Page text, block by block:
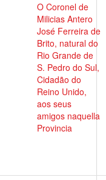
O Coronel de
Milicias Antero
José Ferreira de
Brito, natural do
Rio Grande de
S. Pedro do Sul,
Cidadão do
Reino Unido,
aos seus
amigos naquella
Provincia